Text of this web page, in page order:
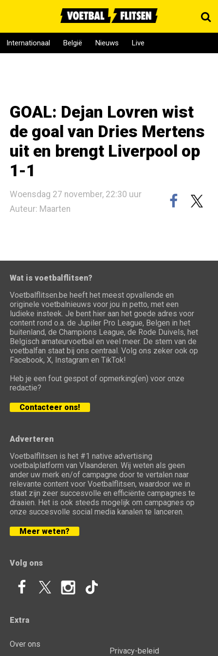
Internationaal België Nieuws Live
GOAL: Dejan Lovren wist
de goal van Dries Mertens
uit en brengt Liverpool op
1-1
Woensdag 27 november, 22:30 uur
Auteur: Maarten
Wat is voetbalflitsen?
Voetbalflitsen.be heeft het meest opvallende en
originele voetbalnieuws voor jou in petto, met een
ludieke insteek. Je bent hier aan het goede adres voor
content rond o.a. de Jupiler Pro League, Belgen in het
buitenland, de Champions League, de Rode Duivels, het
Belgisch amateurvoetbal en veel meer. De stem van de
voetbalfan staat bij ons centraal. Volg ons zeker ook op
Facebook, X, Instagram en TikTok!
Heb je een fout gespot of opmerking(en) voor onze
redactie?
Contacteer ons!
Adverteren
Voetbalflitsen is het #1 native advertising
voetbalplatform van Vlaanderen. Wij weten als geen
ander uw merk en/of campagne door te vertalen naar
relevante content voor Voetbalflitsen, waardoor we in
staat zijn zeer succesvolle en efficiënte campagnes te
draaien. Het is ook steeds mogelijk om campagnes op
onze succesvolle social media kanalen te lanceren.
Meer weten?
Volg ons
Extra
Over ons
Privacy-beleid